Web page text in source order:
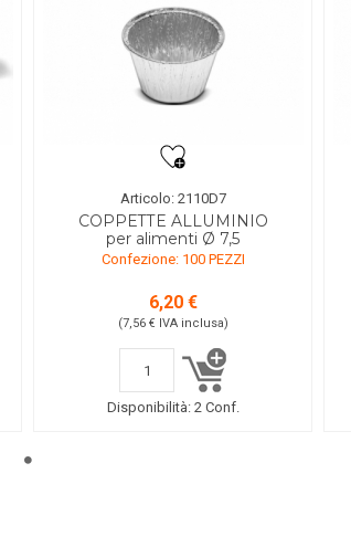
Articolo: 2110D7
COPPETTE ALLUMINIO
per alimenti Ø 7,5
Confezione: 100 PEZZI
6,20 €
(7,56 € IVA inclusa)
Disponibilità: 2 Conf.